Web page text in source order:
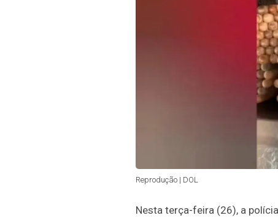
Reprodução | DOL
Nesta terça-feira (26), a